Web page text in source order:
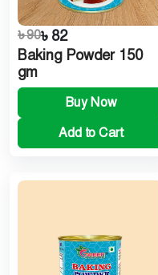
৳ 90৳ 82
Baking Powder 150
gm
Buy Now
Add to Cart